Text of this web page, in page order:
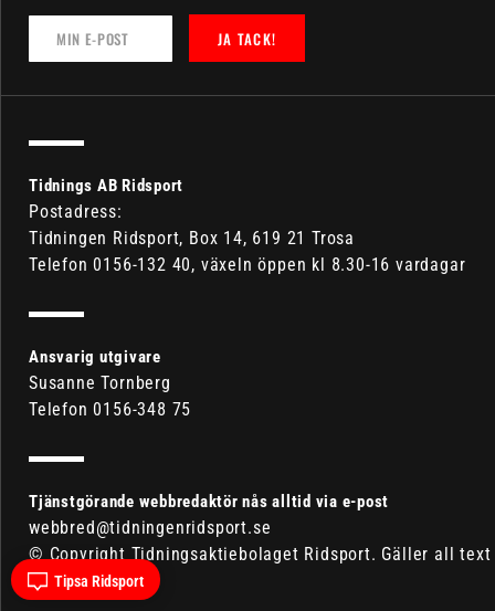
Tipsa Ridsport
JA TACK!
Tidnings AB Ridsport
Postadress:
Tidningen Ridsport, Box 14, 619 21 Trosa
Telefon 0156-132 40, växeln öppen kl 8.30-16 vardagar
Ansvarig utgivare
Susanne Tornberg
Telefon 0156-348 75
Tjänstgörande webbredaktör nås alltid via e-post
webbred@tidningenridsport.se
© Copyright Tidningsaktiebolaget Ridsport. Gäller all text
och bild.